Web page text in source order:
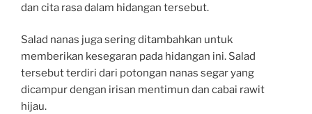
dan cita rasa dalam hidangan tersebut.
Salad nanas juga sering ditambahkan untuk
memberikan kesegaran pada hidangan ini. Salad
tersebut terdiri dari potongan nanas segar yang
dicampur dengan irisan mentimun dan cabai rawit
hijau.